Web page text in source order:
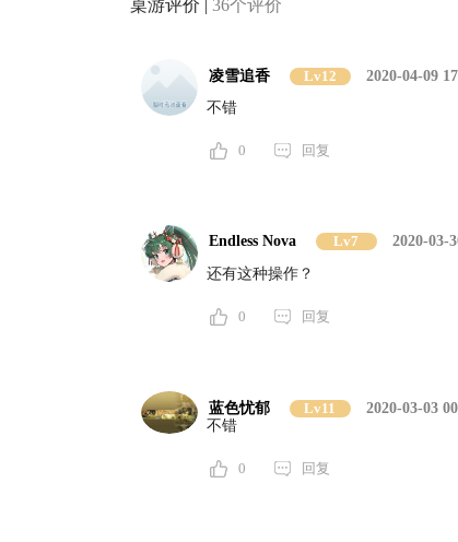
桌游评价 | 36个评价
凌雪追香 Lv12
2020-04-09
不错
0 回复
Endless Nova Lv7
2020-03-
还有这种操作？
0 回复
蓝色忧郁 Lv11
2020-03-03
不错
0 回复